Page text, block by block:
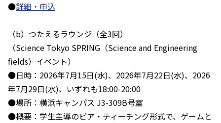
●詳細・申込
（b）つたえるラウンジ（全3回）
（Science Tokyo SPRING（Science and Engineering
fields）イベント）
●日時：2026年7月15日(水)、2026年7月22日(水)、2026
年7月29日(水)、いずれも18:00-20:00
●場所：横浜キャンパス J3-309B号室
●概要：学生主導のピア・ティーチング形式で、ゲームと